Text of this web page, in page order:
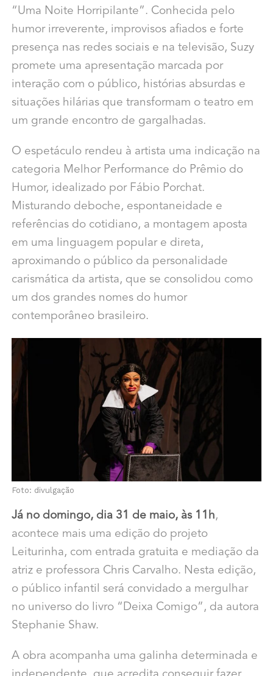
“Uma Noite Horripilante”. Conhecida pelo
humor irreverente, improvisos afiados e forte
presença nas redes sociais e na televisão, Suzy
promete uma apresentação marcada por
interação com o público, histórias absurdas e
situações hilárias que transformam o teatro em
um grande encontro de gargalhadas.
O espetáculo rendeu à artista uma indicação na
categoria Melhor Performance do Prêmio do
Humor, idealizado por Fábio Porchat.
Misturando deboche, espontaneidade e
referências do cotidiano, a montagem aposta
em uma linguagem popular e direta,
aproximando o público da personalidade
carismática da artista, que se consolidou como
um dos grandes nomes do humor
contemporâneo brasileiro.
Foto: divulgação
Já no domingo, dia 31 de maio, às 11h,
acontece mais uma edição do projeto
Leiturinha, com entrada gratuita e mediação da
atriz e professora Chris Carvalho. Nesta edição,
o público infantil será convidado a mergulhar
no universo do livro “Deixa Comigo”, da autora
Stephanie Shaw.
A obra acompanha uma galinha determinada e